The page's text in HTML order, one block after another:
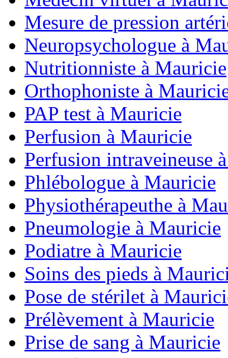
Mesure de pression
Neuropsychologue à
Nutritionniste à Mauricie
Orthophoniste à
PAP test à Mauricie
Perfusion à Mauricie
Perfusion intraveineuse
Phlébologue à Mauricie
Physiothérapeuthe à
Pneumologie à Mauricie
Podiatre à Mauricie
Soins des pieds à
Pose de stérilet à
Prélèvement à Mauricie
Prise de sang à Mauricie